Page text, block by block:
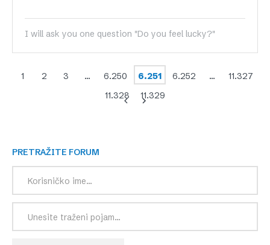
I will ask you one question "Do you feel lucky?"
1 2 3 … 6.250 6.251 6.252 …
11.327
11.328
11.329
PRETRAŽITE FORUM